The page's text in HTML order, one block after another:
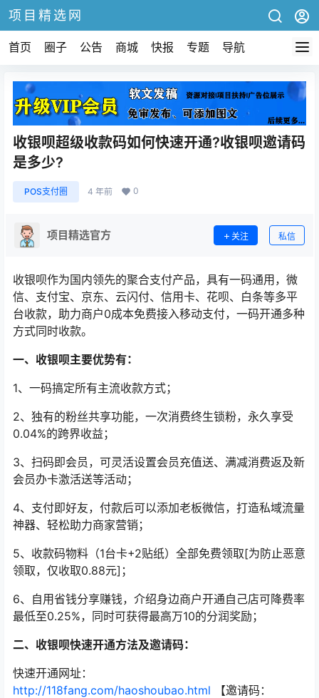
项目精选网
首页 圈子 公告 商城 快报 专题 导航
收银呗超级收款码如何快速开通?收银呗邀请码
是多少?
POS支付圈 4 年前 0
项目精选官方 关注 私信
收银呗作为国内领先的聚合支付产品，具有一码通用，微
信、支付宝、京东、云闪付、信用卡、花呗、白条等多平
台收款，助力商户0成本免费接入移动支付，一码开通多种
方式同时收款。
一、收银呗主要优势有：
1、一码搞定所有主流收款方式；
2、独有的粉丝共享功能，一次消费终生锁粉，永久享受
0.04%的跨界收益；
3、扫码即会员，可灵活设置会员充值送、满减消费返及新
会员办卡激活送等活动；
4、支付即好友，付款后可以添加老板微信，打造私域流量
神器、轻松助力商家营销；
5、收款码物料（1台卡+2贴纸）全部免费领取[为防止恶意
领取，仅收取0.88元]；
6、自用省钱分享赚钱，介绍身边商户开通自己店可降费率
最低至0.25%，同时可获得最高万10的分润奖励；
二、收银呗快速开通方法及邀请码：
快速开通网址：
http://118fang.com/haoshoubao.html 【邀请码：